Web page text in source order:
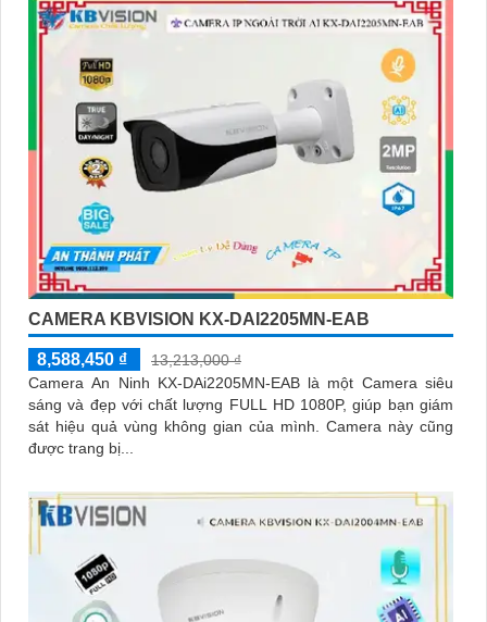
CAMERA KBVISION KX-DAI2205MN-EAB
8,588,450 ₫
13,213,000 ₫
Camera An Ninh KX-DAi2205MN-EAB là một Camera siêu
sáng và đẹp với chất lượng FULL HD 1080P, giúp bạn giám
sát hiệu quả vùng không gian của mình. Camera này cũng
được trang bị...